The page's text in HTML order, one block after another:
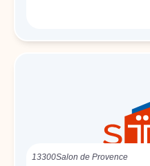
13300Salon de Provence